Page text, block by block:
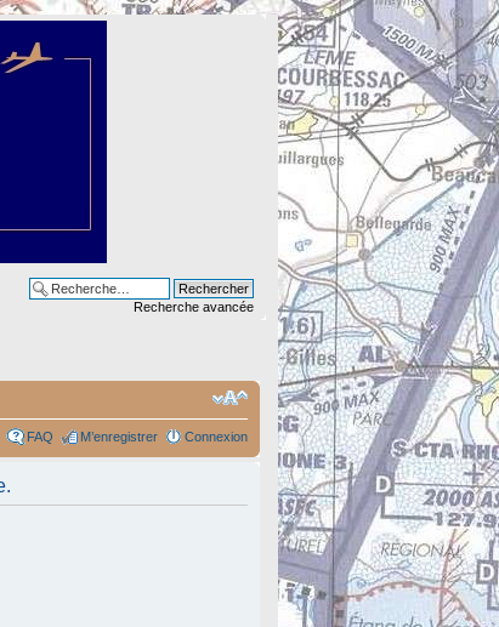
Recherche avancée
FAQ M’enregistrer Connexion